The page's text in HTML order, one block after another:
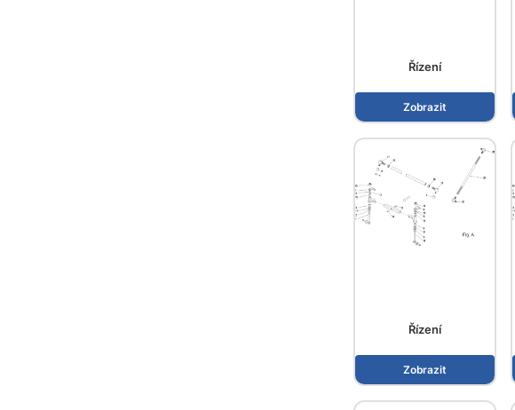
Řízení
Zobrazit
Řízení
Zobrazit